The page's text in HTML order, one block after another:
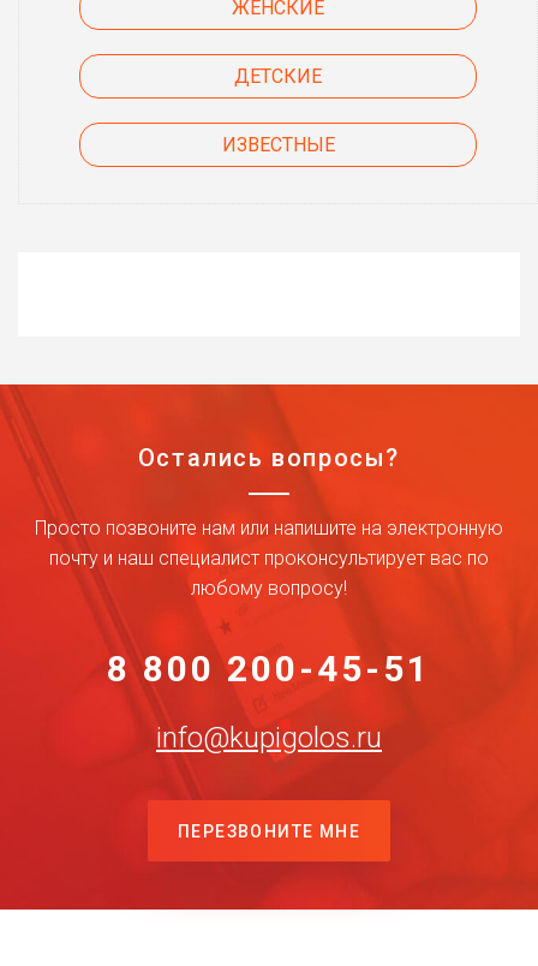
ЖЕНСКИЕ
ДЕТСКИЕ
ИЗВЕСТНЫЕ
Остались вопросы?
Просто позвоните нам или напишите на электронную
почту и наш специалист проконсультирует вас по
любому вопросу!
8 800 200-45-51
info@kupigolos.ru
ПЕРЕЗВОНИТЕ МНЕ